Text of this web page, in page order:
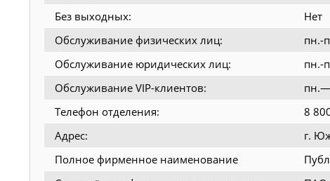
Без выходных:
Нет
Обслуживание физических лиц:
пн.-
Обслуживание юридических лиц:
пн.-
Обслуживание VIP-клиентов:
Телефон отделения:
8
Адрес:
г.
Полное фирменное наименование